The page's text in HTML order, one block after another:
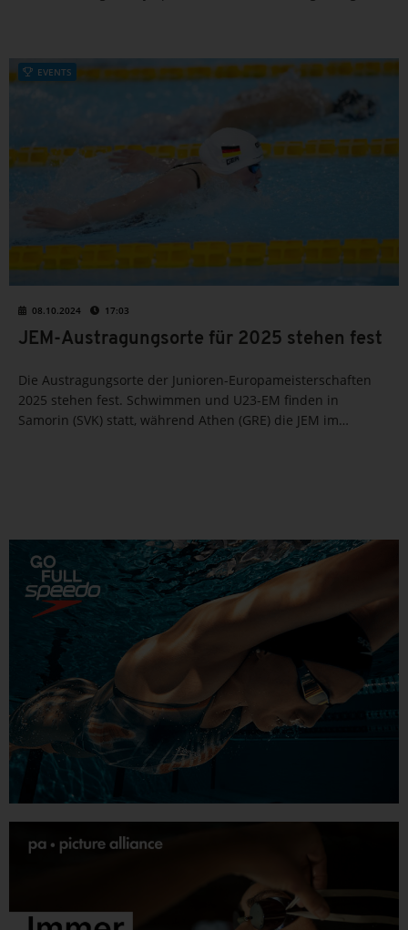
EVENTS
08.10.2024 17:03
JEM-Austragungsorte für 2025 stehen fest
Die Austragungsorte der Junioren-Europameisterschaften
2025 stehen fest. Schwimmen und U23-EM finden in
Samorin (SVK) statt, während Athen (GRE) die JEM im